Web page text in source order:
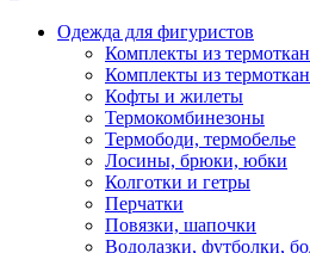
Одежда для фигуристов
Комплекты из
Комплекты из
Кофты и жилеты
Термокомбинезоны
Термободи, термобелье
Лосины, брюки, юбки
Колготки и гетры
Перчатки
Повязки, шапочки
Водолазки, футболки,